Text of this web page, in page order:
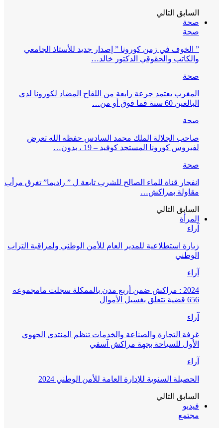
السابق التالي
صحة
صحة
” الخوف في زمن كورونا ” إصدار جديد للأستاذ الجامعي
والكاتب والحقوقي الدكتور خالد…
صحة
المغرب يعتمد جرعة رابعة من اللقاح المضاد لكورونا لدى
البالغين 60 سنة فما فوق أو من…
صحة
صاحب الجلالة الملك محمد السادس حفظه الله تعرض
لفيروس كورونا المستجد كوفيد – 19 ، بدون…
صحة
انفجار قناة للماء الصالح للشرب تابعة ل ” راديما” تغرق مرأب
مقاولة بمراكش…
السابق التالي
المرأة
آراء
زيارة استطلاعية للمدير العام للأمن الوطني ولمراقبة التراب
الوطني
آراء
2024 : مراكش ضمن أربع مدن بالممكلة سجلت مامجموعه
656 قضية تتعلق بغسيل الأموال
آراء
غرفة التجارة والصناعة والخدمات تنظم المنتدى الجهوي
الأول للسياحة بجهة مراكش آسفي
آراء
الحصيلة السنوية للإدارة العامة للأمن الوطني 2024
السابق التالي
فيديو
مجتمع